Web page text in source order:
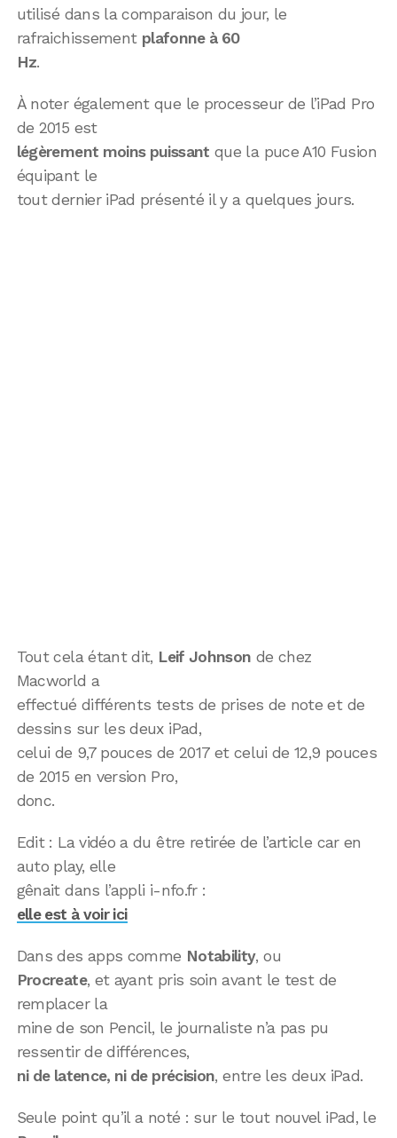
utilisé dans la comparaison du jour, le
rafraichissement plafonne à 60
Hz.
À noter également que le processeur de l’iPad Pro
de 2015 est
légèrement moins puissant que la puce A10 Fusion
équipant le
tout dernier iPad présenté il y a quelques jours.
Tout cela étant dit, Leif Johnson de chez
Macworld a
effectué différents tests de prises de note et de
dessins sur les deux iPad,
celui de 9,7 pouces de 2017 et celui de 12,9 pouces
de 2015 en version Pro,
donc.
Edit : La vidéo a du être retirée de l’article car en
auto play, elle
gênait dans l’appli i-nfo.fr :
elle est à voir ici
Dans des apps comme Notability, ou
Procreate, et ayant pris soin avant le test de
remplacer la
mine de son Pencil, le journaliste n’a pas pu
ressentir de différences,
ni de latence, ni de précision, entre les deux iPad.
Seule point qu’il a noté : sur le tout nouvel iPad, le